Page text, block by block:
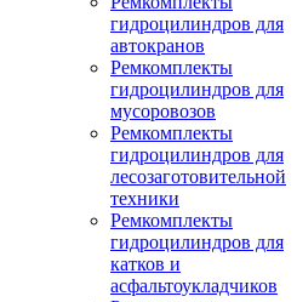
гидроцилиндров для
автокранов
Ремкомплекты
гидроцилиндров для
мусоровозов
Ремкомплекты
гидроцилиндров для
лесозаготовительной
техники
Ремкомплекты
гидроцилиндров для
катков и
асфальтоукладчиков